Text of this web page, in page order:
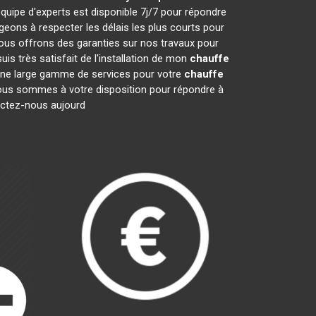
d'experts est disponible 7j/7 pour répondre
à respecter les délais les plus courts pour
offrons des garanties sur nos travaux pour
très satisfait de l'installation de mon chauffe
large gamme de services pour votre chauffe
sommes à votre disposition pour répondre à
nous aujourd